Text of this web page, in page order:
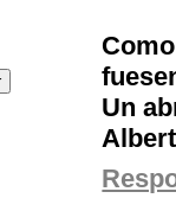
Un